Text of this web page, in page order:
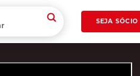
SEJA SÓCIO